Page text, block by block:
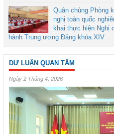
Quân chủng Phòng
nghị toàn quốc
khai thực hiện Nghị
hành Trung ương Đảng khóa XIV
DƯ LUẬN QUAN TÂM
Ngày 2 Tháng 4, 2026